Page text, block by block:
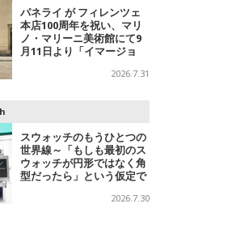
パネライ が フィレンツェ
本店100周年を祝い、マリ
ノ・マリーニ美術館にて9
月11日より「イマージョ
キシビションを開催2026.7.31
スウォッチのもうひとつの
世界線～「もしも最初のス
ウォッチが円形ではなく角
型だったら」という仮定で
2026.7.30